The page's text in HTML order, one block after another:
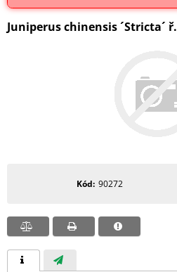
Juniperus chinensis ´Stricta´ ř.
Kód 90272